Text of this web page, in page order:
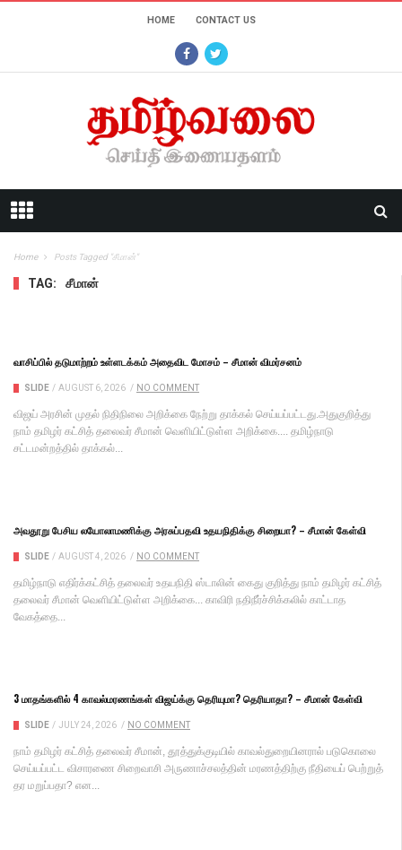
HOME CONTACT US
Home Posts Tagged "சீமான்"
TAG: சீமான்
வாசிப்பில் தடுமாற்றம் உள்ளடக்கம் அதைவிட மோசம் – சீமான் விமர்சனம்
SLIDE / AUGUST 6, 2026 / NO COMMENT
விஜய் அரசின் முதல் நிதிநிலை அறிக்கை நேற்று தாக்கல் செய்யப்பட்டது.அதுகுறித்து
நாம் தமிழர் கட்சித் தலைவர் சீமான் வெளியிட்டுள்ள அறிக்கை.... தமிழ்நாடு
சட்டமன்றத்தில் தாக்கல்...
அவதூறு பேசிய லயோலாமணிக்கு அரசுப்பதவி உதயநிதிக்கு சிறையா? – சீமான் கேள்வி
SLIDE / AUGUST 4, 2026 / NO COMMENT
தமிழ்நாடு எதிர்க்கட்சித் தலைவர் உதயநிதி ஸ்டாலின் கைது குறித்து நாம் தமிழர் கட்சித்
தலைவர் சீமான் வெளியிட்டுள்ள அறிக்கை... காவிரி நதிநீர்ச்சிக்கலில் காட்டாத
வேகத்தை...
3 மாதங்களில் 4 காவல்மரணங்கள் விஜய்க்கு தெரியுமா? தெரியாதா? – சீமான் கேள்வி
SLIDE / JULY 24, 2026 / NO COMMENT
நாம் தமிழர் கட்சித் தலைவர் சீமான், தூத்துக்குடியில் காவல்துறையினரால் படுகொலை
செய்யப்பட்ட விசாரணை சிறைவாசி அருணாச்சலத்தின் மரணத்திற்கு நீதியைப் பெற்றுத்
தர மறுப்பதா? என...